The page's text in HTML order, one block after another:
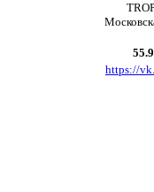
55.
https://